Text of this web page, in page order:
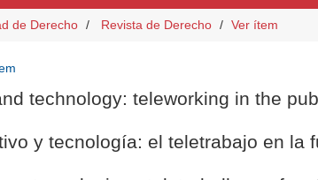
de Derecho Revista de Derecho Ver ítem
technology: teleworking in the
y tecnología: el teletrabajo en la